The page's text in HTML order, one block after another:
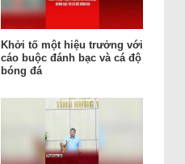
Khởi tố một hiệu trưởng với
cáo buộc đánh bạc và cá độ
bóng đá